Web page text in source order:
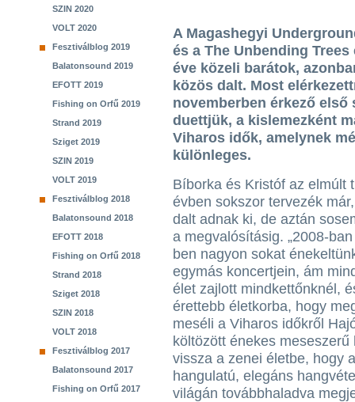
SZIN 2020
VOLT 2020
Fesztiválblog 2019
Balatonsound 2019
EFOTT 2019
Fishing on Orfű 2019
Strand 2019
Sziget 2019
SZIN 2019
VOLT 2019
Fesztiválblog 2018
Balatonsound 2018
EFOTT 2018
Fishing on Orfű 2018
Strand 2018
Sziget 2018
SZIN 2018
VOLT 2018
Fesztiválblog 2017
Balatonsound 2017
Fishing on Orfű 2017
A Magashegyi
és a The Unbending
éve közeli barátok,
közös dalt. Most
novemberben érkező
duettjük, a kislemezként
Viharos idők, amelynek
különleges.
Bíborka és Kristóf az elmúlt
évben sokszor tervezék
dalt adnak ki, de aztán
a megvalósításig. „2008-
ben nagyon sokat
egymás koncertjein, ám
élet zajlott mindkettőnknél,
érettebb életkorba, hogy
meséli a Viharos időkről
költözött énekes
vissza a zenei életbe, hogy
hangulatú, elegáns
világán továbbhaladva